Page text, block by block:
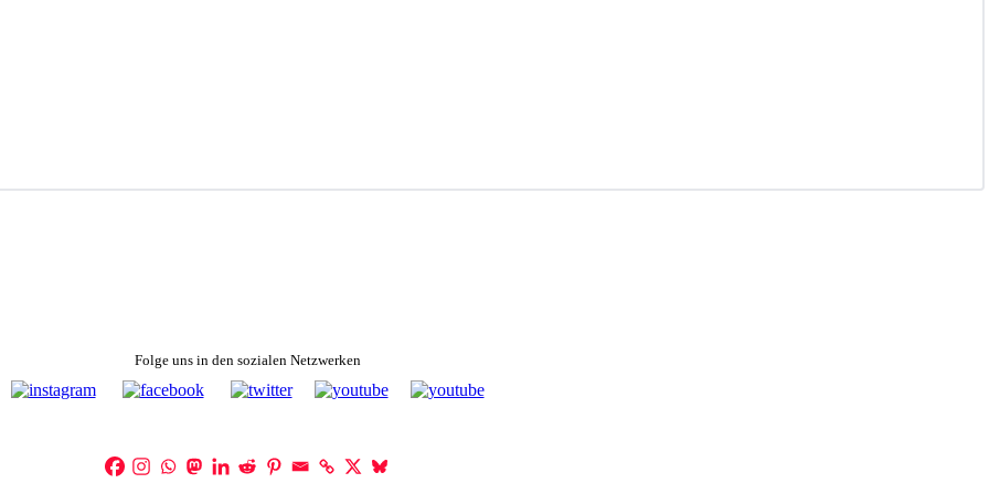
Folge uns in den sozialen Netzwerken